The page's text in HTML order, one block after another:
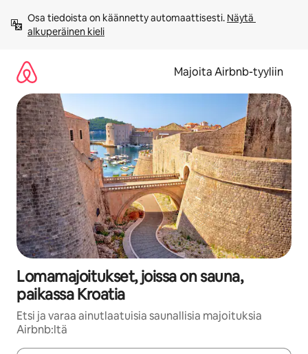
sisältö
väliin
Osa tiedoista on käännetty automaattisesti. Näytä
alkuperäinen kieli
Majoita Airbnb-tyyliin
Lomamajoitukset, joissa on sauna,
paikassa Kroatia
Etsi ja varaa ainutlaatuisia saunallisia majoituksia
Airbnb:ltä